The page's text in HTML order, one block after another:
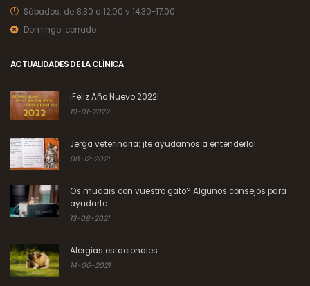
Sábados: de 8.30 a 12.00 y 14.30-17.00
Domingo: cerrado
ACTUALIDADES DE LA CLÍNICA
¡Feliz Año Nuevo 2022!
10-01-2022
Jerga veterinaria: ¡te ayudamos a entenderla!
08-12-2021
Os mudais con vuestro gato? Algunos consejos para
ayudarte.
13-08-2021
Alergias estacionales
14-06-2021